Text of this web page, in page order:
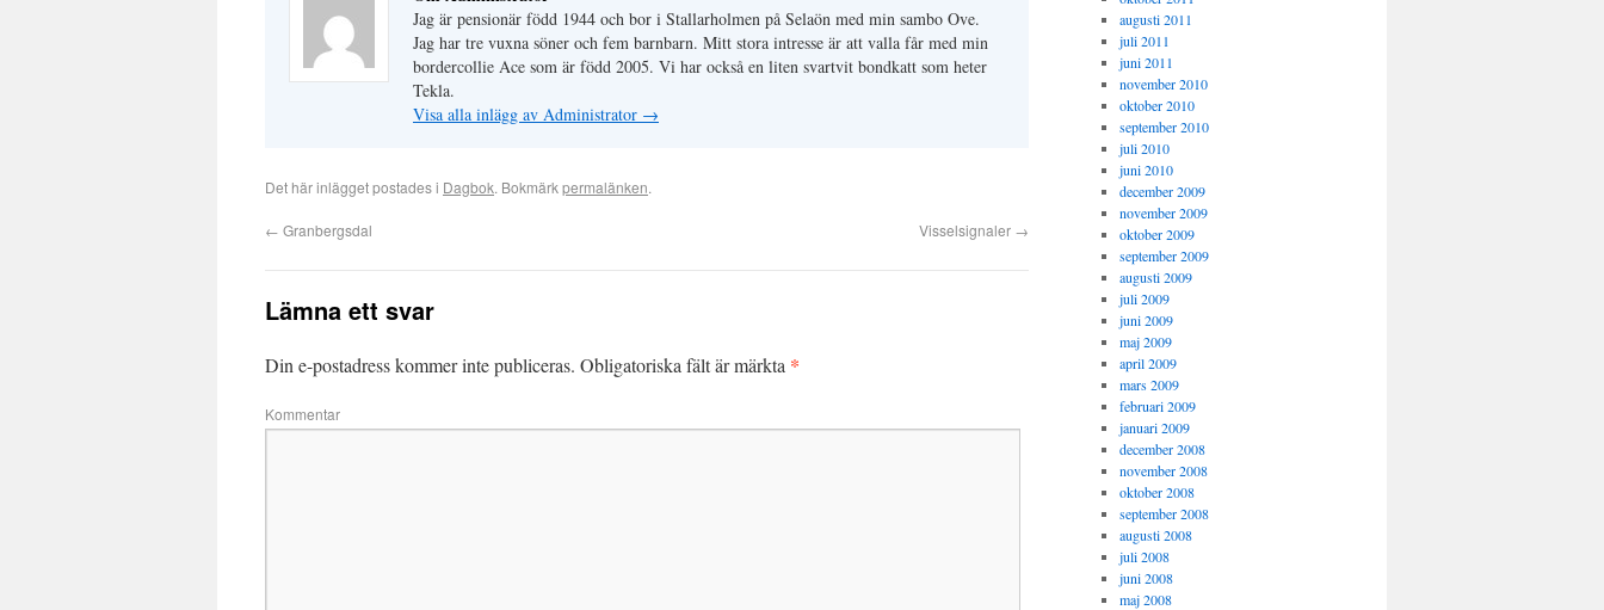
Jag är pensionär född 1944 och bor i Stallarholmen på Selaön med min sambo Ove.
Jag har tre vuxna söner och fem barnbarn. Mitt stora intresse är att valla får med min
bordercollie Ace som är född 2005. Vi har också en liten svartvit bondkatt som heter
Tekla.
Visa alla inlägg av Administrator →
Det här inlägget postades i Dagbok. Bokmärkpermalänken.
← Granbergsdal Visselsignaler →
Lämna ett svar
Din e-postadress kommer inte publiceras. Obligatoriska fält är märkta *
Kommentar
augusti 2011
juli 2011
juni 2011
november 2010
oktober 2010
september 2010
juli 2010
juni 2010
december 2009
november 2009
oktober 2009
september 2009
augusti 2009
juli 2009
juni 2009
maj 2009
april 2009
mars 2009
februari 2009
januari 2009
december 2008
november 2008
oktober 2008
september 2008
augusti 2008
juli 2008
juni 2008
maj 2008